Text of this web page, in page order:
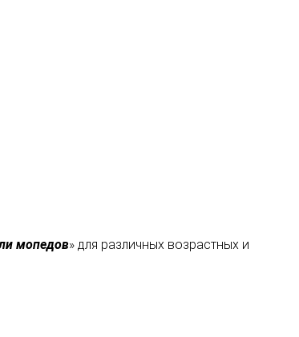
мопедов» для различных возрастных и